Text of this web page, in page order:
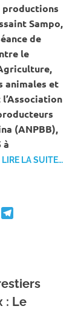
Sampo,
de
le
animales et
(ANPBB),
à
LIRE LA SUITE…
Facebook
: Le